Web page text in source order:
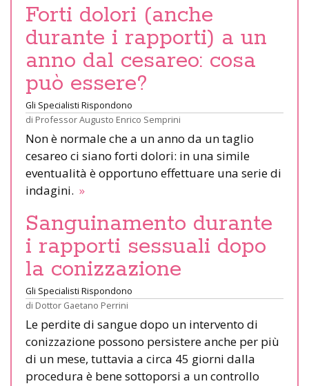
Forti dolori (anche
durante i rapporti) a un
anno dal cesareo: cosa
può essere?
Gli Specialisti Rispondono
di Professor Augusto Enrico Semprini
Non è normale che a un anno da un taglio
cesareo ci siano forti dolori: in una simile
eventualità è opportuno effettuare una serie di
indagini. »
Sanguinamento durante
i rapporti sessuali dopo
la conizzazione
Gli Specialisti Rispondono
di Dottor Gaetano Perrini
Le perdite di sangue dopo un intervento di
conizzazione possono persistere anche per più
di un mese, tuttavia a circa 45 giorni dalla
procedura è bene sottoporsi a un controllo